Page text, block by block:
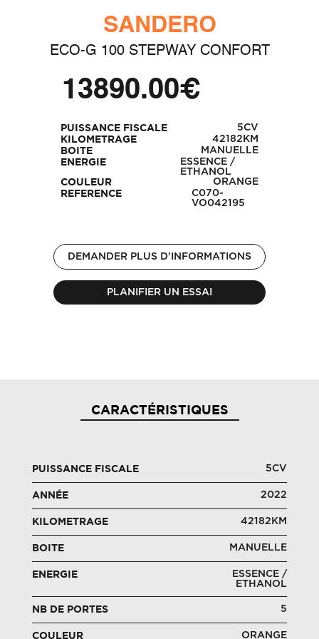
SANDERO
ECO-G 100 STEPWAY CONFORT
13890.00€
PUISSANCE FISCALE 5CV
KILOMETRAGE 42182KM
BOITE MANUELLE
ENERGIE
ESSENCE /
ETHANOL
COULEUR ORANGE
REFERENCE
C070-
VO042195
DEMANDER PLUS D'INFORMATIONS
PLANIFIER UN ESSAI
CARACTÉRISTIQUES
PUISSANCE FISCALE 5CV
ANNÉE 2022
KILOMETRAGE 42182KM
BOITE MANUELLE
ENERGIE
ESSENCE /
ETHANOL
NB DE PORTES 5
COULEUR ORANGE